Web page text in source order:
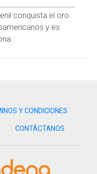
conquista el oro
y es
Y CONDICIONES
CONTÁCTANOS